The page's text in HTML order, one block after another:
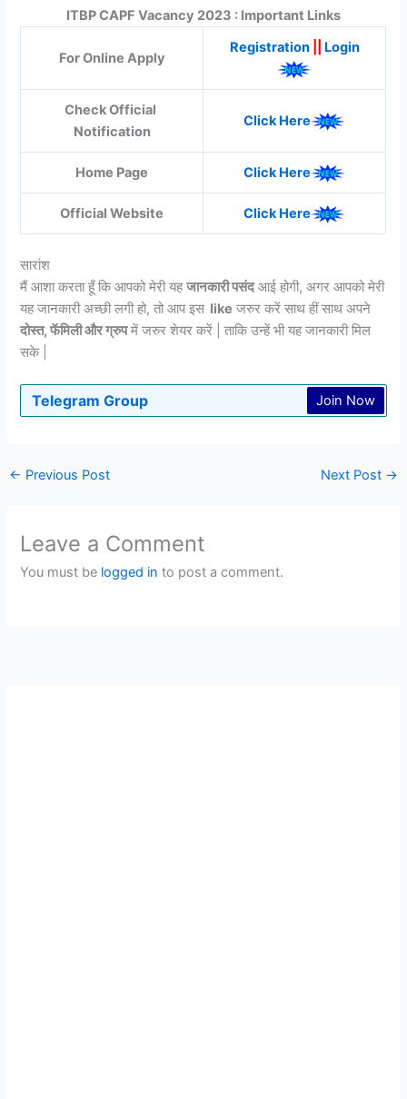
ITBP CAPF Vacancy 2023 : Important Links
For Online Apply
Registration|| Login
Check Official
Notification
Click Here
Home Page Click Here
Official Website Click Here
सारांश
मैं आशा करता हूँ कि आपको मेरी यहजानकारी पसंदआई होगी, अगर आपको मेरी
यह जानकारी अच्छी लगी हो, तो आप इस like जरुर करें साथ हीं साथ अपने
दोस्त, फॅमिली और ग्रुपमें जरुर शेयर करें | ताकि उन्हें भी यह जानकारी मिल
सके |
Telegram Group Join Now
← Previous Post Next Post →
Leave a Comment
You must be logged in to post a comment.